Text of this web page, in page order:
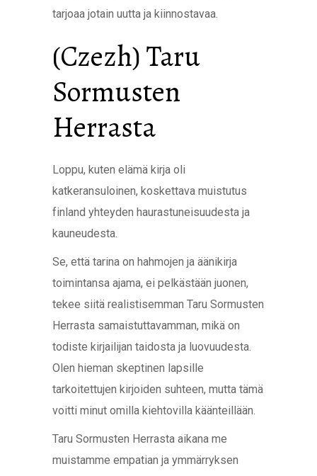
tarjoaa jotain uutta ja kiinnostavaa.
(Czezh) Taru
Sormusten
Herrasta
Loppu, kuten elämä kirja oli
katkeransuloinen, koskettava muistutus
finland yhteyden haurastuneisuudesta ja
kauneudesta.
Se, että tarina on hahmojen ja äänikirja
toimintansa ajama, ei pelkästään juonen,
tekee siitä realistisemman Taru Sormusten
Herrasta samaistuttavamman, mikä on
todiste kirjailijan taidosta ja luovuudesta.
Olen hieman skeptinen lapsille
tarkoitettujen kirjoiden suhteen, mutta tämä
voitti minut omilla kiehtovilla käänteillään.
Taru Sormusten Herrasta aikana me
muistamme empatian ja ymmärryksen